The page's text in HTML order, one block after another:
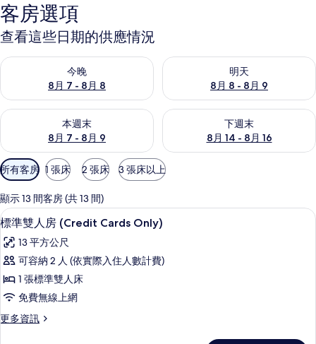
客房選項
查看這些日期的供應情況
今晚
8月 7 - 8月 8
查看今晚 (8月 7 - 8月 8) 的供應情況
明天
8月 8 - 8月 9
查看明天 (8月 8 - 8月 9) 的供
本週末
8月 7 - 8月 9
查看本週末 (8月 7 - 8月 9) 的供應情況
下週末
8月 14 - 8月 16
查看下週末 (8月 14 - 8月 16)
可
用
的
客
房
篩
選
條
所有客房 1 張床 2 張床 3 張床以上
顯示 13 間客房 (共 13 間)
顯
示
標
準
雙
房
標準雙人房 (Credit Cards Only) | 客
12
標準雙人房 (Credit Cards Only)
13 平方公尺
可容納 2 人 (依實際入住人數計費)
1 張標準雙人床
免費無線上網
更多資訊
更